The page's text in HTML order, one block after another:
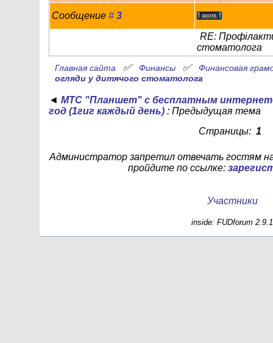
Сообщение # 3
RE:
стоматолога
Главная сайта ✅ Финансы ✅ Финансовая
огляди у дитячого стоматолога
◄ МТС "Планшет" с бесплатным
год (1гиг каждый день): Предыдущая тема
Страницы: 1
Администратор запретил отвечать гостям
пройдите по ссылке:
Участники
inside: FUDforum 2.9.1